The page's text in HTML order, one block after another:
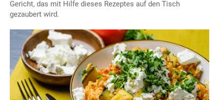
Gericht, das mit Hilfe dieses Rezeptes auf den Tisch
gezaubert wird.